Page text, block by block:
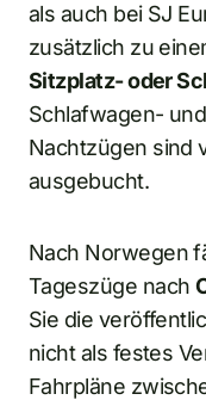
als auch bei SJ
zusätzlich zu
Sitzplatz- oder
Schlafwagen-
Nachtzügen sind
ausgebucht.
Nach Norwegen
Tageszüge nach
Sie die
nicht als festes
Fahrpläne